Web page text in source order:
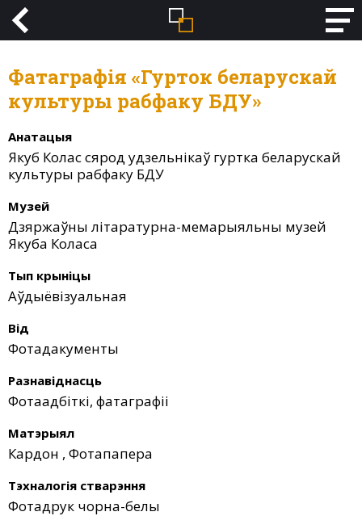
Фатаграфія «Гурток беларускай
культуры рабфаку БДУ»
Анатацыя
Якуб Колас сярод удзельнікаў гуртка беларускай
культуры рабфаку БДУ
Музей
Дзяржаўны літаратурна-мемарыяльны музей
Якуба Коласа
Тып крыніцы
Аўдыёвізуальная
Від
Фотадакументы
Разнавіднасць
Фотаадбіткі, фатаграфіі
Матэрыял
Кардон , Фотапапера
Тэхналогія стварэння
Фотадрук чорна-белы